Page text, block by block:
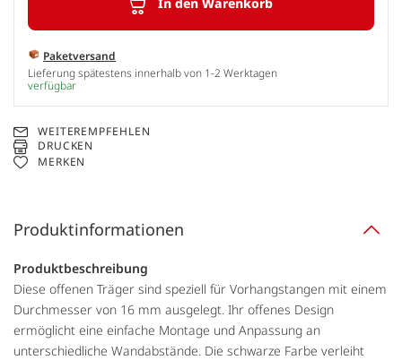
Paketversand
Lieferung spätestens innerhalb von 1-2 Werktagen
verfügbar
WEITEREMPFEHLEN
DRUCKEN
MERKEN
Produktinformationen
Produktbeschreibung
Diese offenen Träger sind speziell für Vorhangstangen mit einem
Durchmesser von 16 mm ausgelegt. Ihr offenes Design
ermöglicht eine einfache Montage und Anpassung an
unterschiedliche Wandabstände. Die schwarze Farbe verleiht